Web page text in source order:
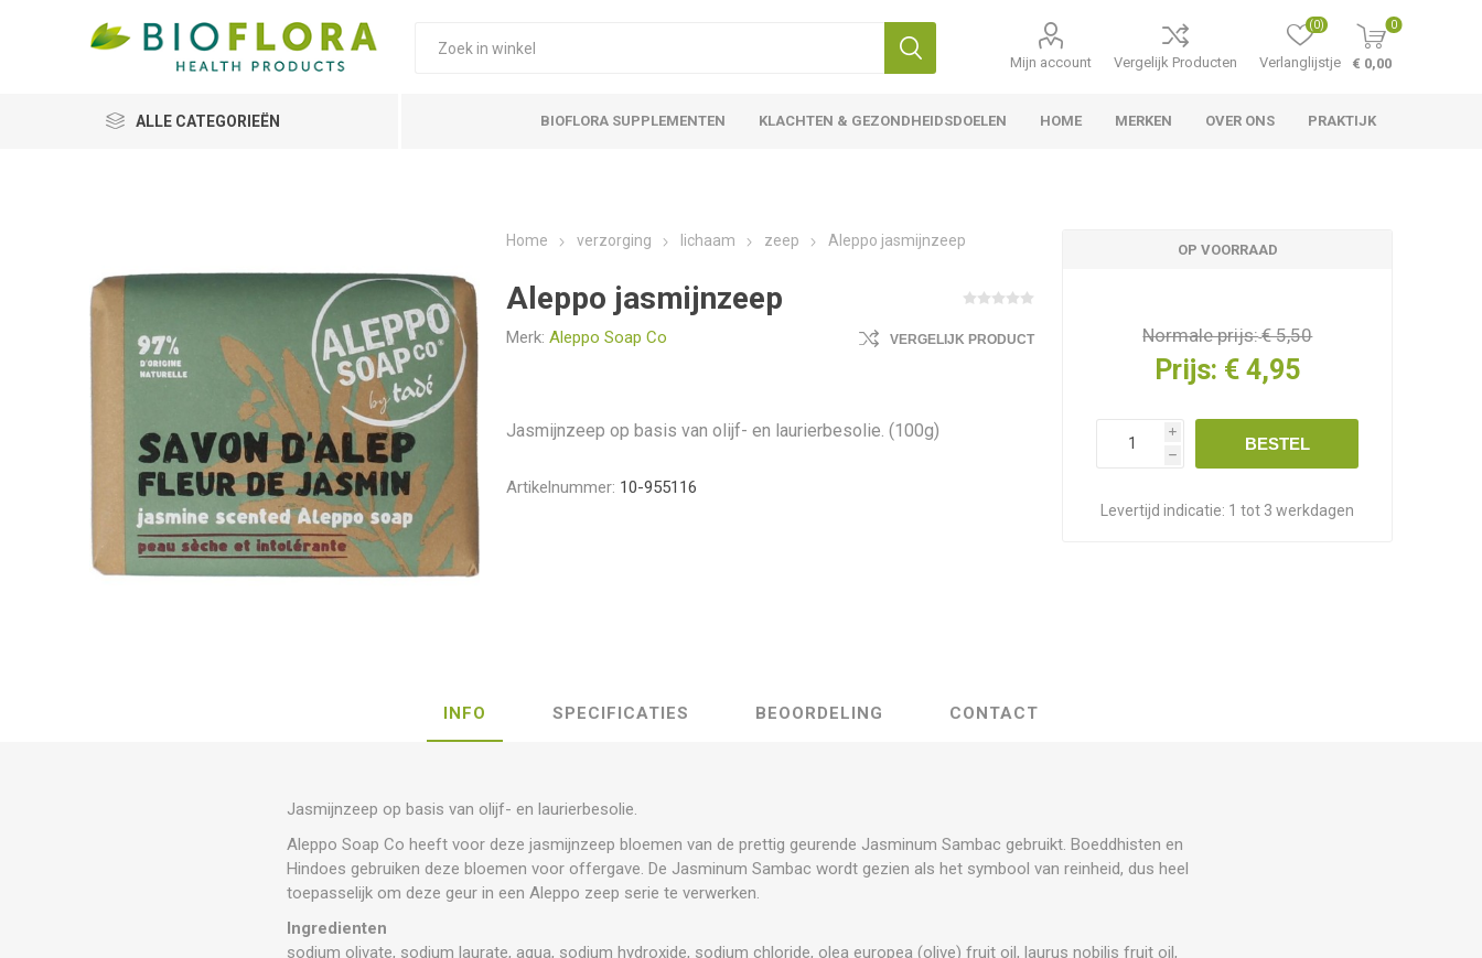
Mijn account Vergelijk Producten Verlanglijstje
(0) 0
€ 0,00
ALLE CATEGORIEËN BIOFLORA SUPPLEMENTEN KLACHTEN & GEZONDHEIDSDOELEN HOME MERKEN OVER ONS PRAKTIJK
Home verzorging lichaam zeep Aleppo jasmijnzeep
Aleppo jasmijnzeep
Merk: Aleppo Soap Co VERGELIJK PRODUCT
Jasmijnzeep op basis van olijf- en laurierbesolie. (100g)
Artikelnummer: 10-955116
OP VOORRAAD
Normale prijs:€ 5,50
Prijs: € 4,95
i
h
BESTEL
Levertijd indicatie: 1 tot 3 werkdagen
INFO SPECIFICATIES BEOORDELING CONTACT
Jasmijnzeep op basis van olijf- en laurierbesolie.
Aleppo Soap Co heeft voor deze jasmijnzeep bloemen van de prettig geurende Jasminum Sambac gebruikt. Boeddhisten en
Hindoes gebruiken deze bloemen voor offergave. De Jasminum Sambac wordt gezien als het symbool van reinheid, dus heel
toepasselijk om deze geur in een Aleppo zeep serie te verwerken.
Ingredienten
sodium olivate, sodium laurate, aqua, sodium hydroxide, sodium chloride, olea europea (olive) fruit oil, laurus nobilis fruit oil,